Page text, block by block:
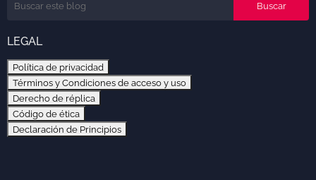
LEGAL
Política de privacidad
Términos y Condiciones de acceso y uso
Derecho de réplica
Código de ética
Declaración de Principios